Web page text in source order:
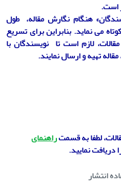
است.
هنگام نگارش مقاله، طول
می نماید. بنابراین برای تسریع
لازم است تا نویسندگان با
تهیه و ارسال نمایند.
لطفا به قسمتراهنمای
دریافت نمایید.
انتشار